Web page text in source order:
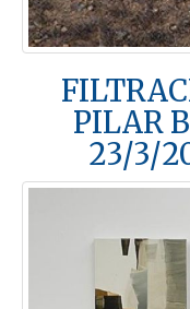
PILAR
23/3/